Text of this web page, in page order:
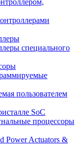
специального
пользователем
SoC
процессоры
Power Actuators &